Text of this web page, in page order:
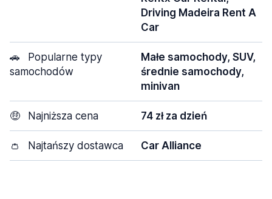
Driving Madeira Rent A
Car
🚗
Popularne typy
samochodów
Małe samochody, SUV,
średnie samochody,
minivan
🤑 Najniższa cena 74 zł za dzień
👛 Najtańszy dostawca Car Alliance